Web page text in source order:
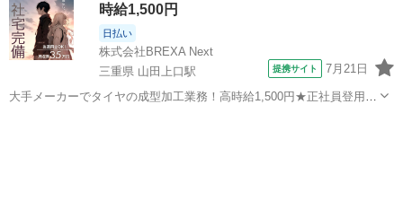
購入意思を示された場...時給1,500円
日払い
株式会社BREXA Next
三重県 山田上口駅
提携サイト 7月21日
大手メーカーでタイヤの成型加工業務！高時給1,500円★正社員登用制